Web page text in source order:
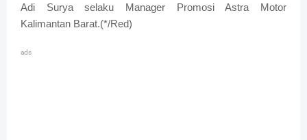
Adi Surya selaku Manager Promosi Astra Motor
Kalimantan Barat.(*/Red)
ads